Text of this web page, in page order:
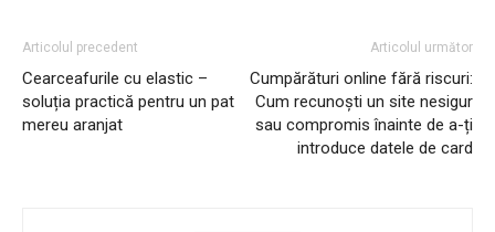
Articolul precedent
Cearceafurile cu elastic –
soluția practică pentru un pat
mereu aranjat
Articolul următor
Cumpărături online fără riscuri:
Cum recunoști un site nesigur
sau compromis înainte de a-ți
introduce datele de card